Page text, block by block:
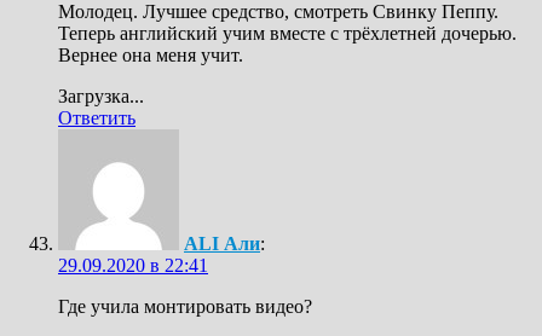
Молодец. Лучшее средство, смотреть Свинку Пеппу.
Теперь английский учим вместе с трёхлетней дочерью.
Вернее она меня учит.
Загрузка...
Ответить
ALI Али:
29.09.2020 в 22:41
Где учила монтировать видео?